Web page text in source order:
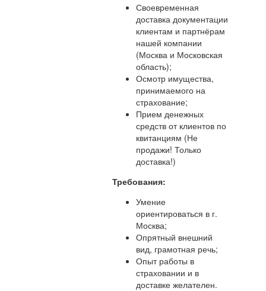
Своевременная
доставка документации
клиентам и партнёрам
нашей компании
(Москва и Московская
область);
Осмотр имущества,
принимаемого на
страхование;
Прием денежных
средств от клиентов по
квитанциям (Не
продажи! Только
доставка!)
Требования:
Умение
ориентироваться в г.
Москва;
Опрятный внешний
вид, грамотная речь;
Опыт работы в
страховании и в
доставке желателен.